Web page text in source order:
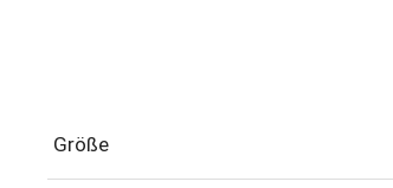
Größe